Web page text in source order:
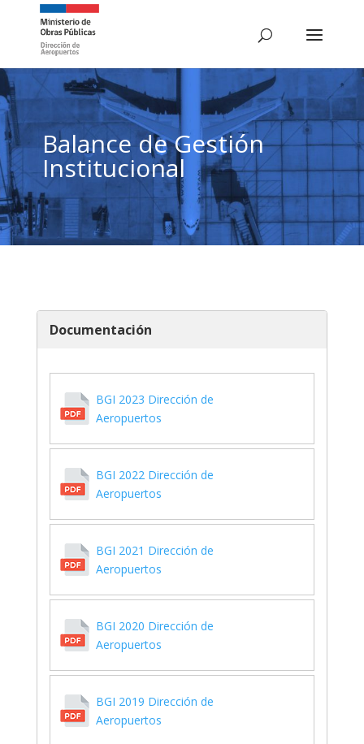
Balance de Gestión
Institucional
Documentación
BGI 2023 Dirección de
Aeropuertos
BGI 2022 Dirección de
Aeropuertos
BGI 2021 Dirección de
Aeropuertos
BGI 2020 Dirección de
Aeropuertos
BGI 2019 Dirección de
Aeropuertos